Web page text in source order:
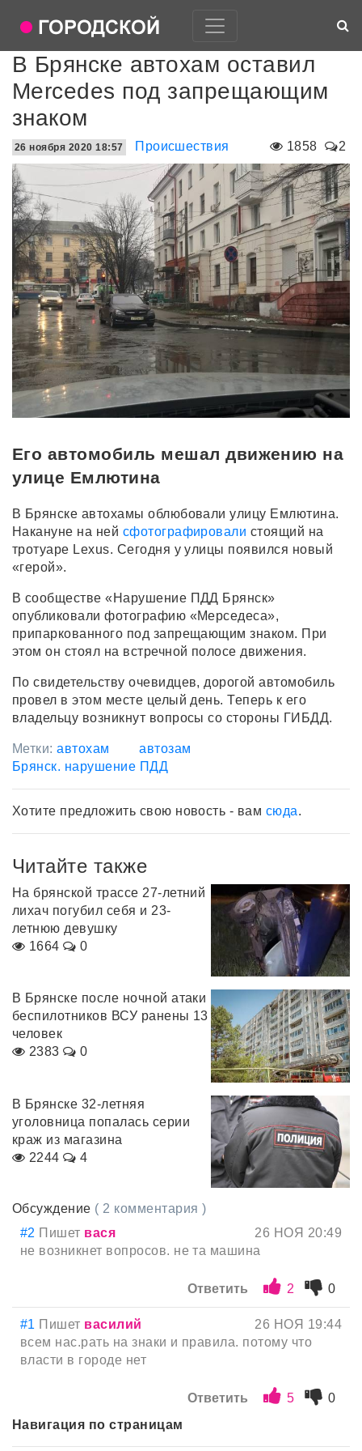
В Брянске автохам оставил
Mercedes под запрещающим
знаком
1858 2
26 ноября 2020 18:57 Происшествия
Его автомобиль мешал движению на
улице Емлютина
В Брянске автохамы облюбовали улицу Емлютина.
Накануне на ней сфотографировали стоящий на
тротуаре Lexus. Сегодня у улицы появился новый
«герой».
В сообществе «Нарушение ПДД Брянск»
опубликовали фотографию «Мерседеса»,
припаркованного под запрещающим знаком. При
этом он стоял на встречной полосе движения.
По свидетельству очевидцев, дорогой автомобиль
провел в этом месте целый день. Теперь к его
владельцу возникнут вопросы со стороны ГИБДД.
Метки:автохам
автозам
Брянск. нарушение ПДД
Хотите предложить свою новость - вам сюда.
Читайте также
На брянской трассе 27-летний
лихач погубил себя и 23-
летнюю девушку
1664
0
В Брянске после ночной атаки
беспилотников ВСУ ранены 13
человек
2383
0
В Брянске 32-летняя
уголовница попалась серии
краж из магазина
2244
4
Обсуждение ( 2 комментария )
#2 Пишет вася
26 НОЯ 20:49
не возникнет вопросов. не та машина
Ответить 2 0
#1 Пишет василий
26 НОЯ 19:44
всем нас.рать на знаки и правила. потому что
власти в городе нет
Ответить 5
0
Навигация по страницам